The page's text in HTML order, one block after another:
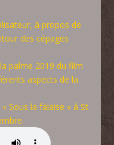
à propos de
des cépages
palme 2019 du film
aspects de la
Sous la falaise » à St